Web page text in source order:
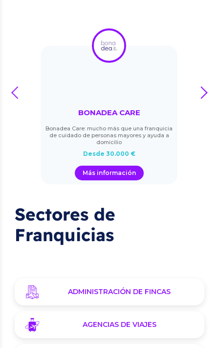
BONADEA CARE
Bonadea Care: mucho más que una franquicia
de cuidado de personas mayores y ayuda a
domicilio
Desde 30.000 €
Más información
prev next
Sectores de
Franquicias
ADMINISTRACIÓN DE FINCAS
AGENCIAS DE VIAJES